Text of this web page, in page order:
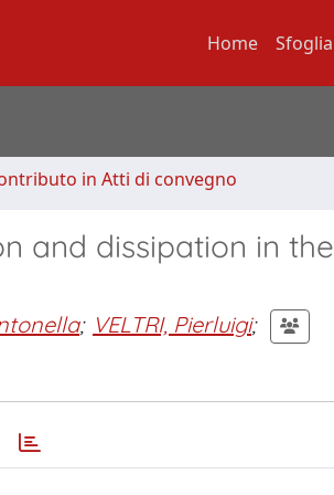
Home Sfoglia
in Atti di convegno
and dissipation in the
; VELTRI, Pierluigi;